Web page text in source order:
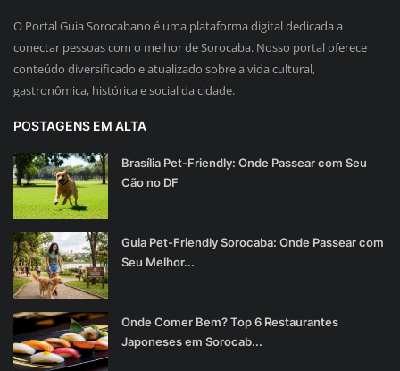
O Portal Guia Sorocabano é uma plataforma digital dedicada a
conectar pessoas com o melhor de Sorocaba. Nosso portal oferece
conteúdo diversificado e atualizado sobre a vida cultural,
gastronômica, histórica e social da cidade.
POSTAGENS EM ALTA
Brasília Pet-Friendly: Onde Passear com Seu
Cão no DF
Guia Pet-Friendly Sorocaba: Onde Passear com
Seu Melhor...
Onde Comer Bem? Top 6 Restaurantes
Japoneses em Sorocab...